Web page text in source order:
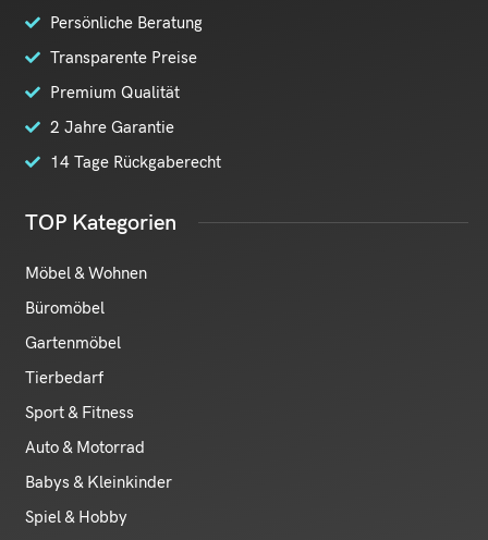
Persönliche Beratung
Transparente Preise
Premium Qualität
2 Jahre Garantie
14 Tage Rückgaberecht
TOP Kategorien
Möbel & Wohnen
Büromöbel
Gartenmöbel
Tierbedarf
Sport & Fitness
Auto & Motorrad
Babys & Kleinkinder
Spiel & Hobby